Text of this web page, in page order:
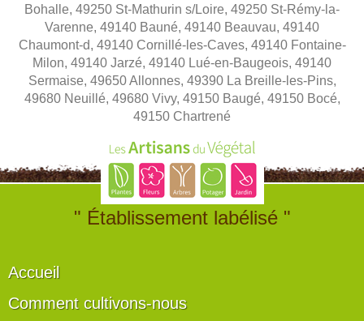
Bohalle, 49250 St-Mathurin s/Loire, 49250 St-Rémy-la-
Varenne, 49140 Bauné, 49140 Beauvau, 49140
Chaumont-d, 49140 Cornillé-les-Caves, 49140 Fontaine-
Milon, 49140 Jarzé, 49140 Lué-en-Baugeois, 49140
Sermaise, 49650 Allonnes, 49390 La Breille-les-Pins,
49680 Neuillé, 49680 Vivy, 49150 Baugé, 49150 Bocé,
49150 Chartrené
" Établissement labélisé "
Accueil
Comment cultivons-nous